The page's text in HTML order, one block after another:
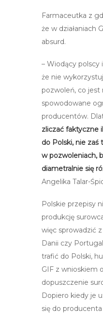
Farmaceutka z
że w działaniach
absurd.
– Wiodący polscy
że nie
pozwoleń, co
spowodowane
producentów.
zliczać faktyczne
do Polski, nie zaś
w pozwoleniach,
diametralnie się
Angelika Talar-
Polskie przepisy
produkcję
więc sprowadzić
Danii czy
trafić do Polski,
GIF z wnioskiem
dopuszczenie
Dopiero kiedy je
się do